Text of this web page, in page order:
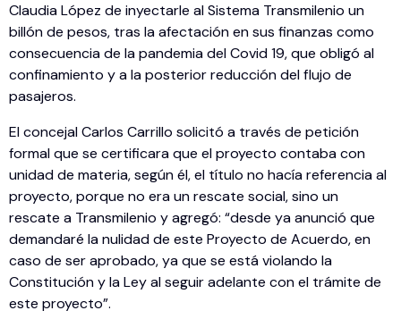
Claudia López de inyectarle al Sistema Transmilenio un
billón de pesos, tras la afectación en sus finanzas como
consecuencia de la pandemia del Covid 19, que obligó al
confinamiento y a la posterior reducción del flujo de
pasajeros.
El concejal Carlos Carrillo solicitó a través de petición
formal que se certificara que el proyecto contaba con
unidad de materia, según él, el título no hacía referencia al
proyecto, porque no era un rescate social, sino un
rescate a Transmilenio y agregó: “desde ya anunció que
demandaré la nulidad de este Proyecto de Acuerdo, en
caso de ser aprobado, ya que se está violando la
Constitución y la Ley al seguir adelante con el trámite de
este proyecto”.